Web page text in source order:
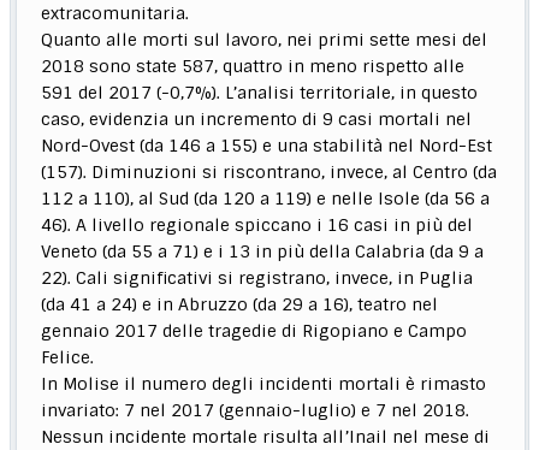
extracomunitaria.
Quanto alle morti sul lavoro, nei primi sette mesi del
2018 sono state 587, quattro in meno rispetto alle
591 del 2017 (-0,7%). L’analisi territoriale, in questo
caso, evidenzia un incremento di 9 casi mortali nel
Nord-Ovest (da 146 a 155) e una stabilità nel Nord-Est
(157). Diminuzioni si riscontrano, invece, al Centro (da
112 a 110), al Sud (da 120 a 119) e nelle Isole (da 56 a
46). A livello regionale spiccano i 16 casi in più del
Veneto (da 55 a 71) e i 13 in più della Calabria (da 9 a
22). Cali significativi si registrano, invece, in Puglia
(da 41 a 24) e in Abruzzo (da 29 a 16), teatro nel
gennaio 2017 delle tragedie di Rigopiano e Campo
Felice.
In Molise il numero degli incidenti mortali è rimasto
invariato: 7 nel 2017 (gennaio-luglio) e 7 nel 2018.
Nessun incidente mortale risulta all’Inail nel mese di